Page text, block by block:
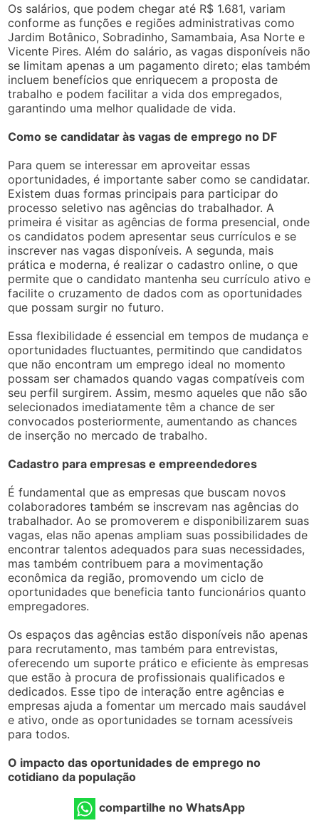
Os salários, que podem chegar até R$ 1.681, variam
conforme as funções e regiões administrativas como
Jardim Botânico, Sobradinho, Samambaia, Asa Norte e
Vicente Pires. Além do salário, as vagas disponíveis não
se limitam apenas a um pagamento direto; elas também
incluem benefícios que enriquecem a proposta de
trabalho e podem facilitar a vida dos empregados,
garantindo uma melhor qualidade de vida.
Como se candidatar às vagas de emprego no DF
Para quem se interessar em aproveitar essas
oportunidades, é importante saber como se candidatar.
Existem duas formas principais para participar do
processo seletivo nas agências do trabalhador. A
primeira é visitar as agências de forma presencial, onde
os candidatos podem apresentar seus currículos e se
inscrever nas vagas disponíveis. A segunda, mais
prática e moderna, é realizar o cadastro online, o que
permite que o candidato mantenha seu currículo ativo e
facilite o cruzamento de dados com as oportunidades
que possam surgir no futuro.
Essa flexibilidade é essencial em tempos de mudança e
oportunidades fluctuantes, permitindo que candidatos
que não encontram um emprego ideal no momento
possam ser chamados quando vagas compatíveis com
seu perfil surgirem. Assim, mesmo aqueles que não são
selecionados imediatamente têm a chance de ser
convocados posteriormente, aumentando as chances
de inserção no mercado de trabalho.
Cadastro para empresas e empreendedores
É fundamental que as empresas que buscam novos
colaboradores também se inscrevam nas agências do
trabalhador. Ao se promoverem e disponibilizarem suas
vagas, elas não apenas ampliam suas possibilidades de
encontrar talentos adequados para suas necessidades,
mas também contribuem para a movimentação
econômica da região, promovendo um ciclo de
oportunidades que beneficia tanto funcionários quanto
empregadores.
Os espaços das agências estão disponíveis não apenas
para recrutamento, mas também para entrevistas,
oferecendo um suporte prático e eficiente às empresas
que estão à procura de profissionais qualificados e
dedicados. Esse tipo de interação entre agências e
empresas ajuda a fomentar um mercado mais saudável
e ativo, onde as oportunidades se tornam acessíveis
para todos.
O impacto das oportunidades de emprego no
cotidiano da população
compartilhe no WhatsApp